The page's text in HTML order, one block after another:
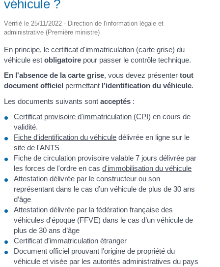
véhicule ?
Vérifié le 25/11/2022 - Direction de l'information légale et
administrative (Première ministre)
En principe, le certificat d'immatriculation (carte grise) du
véhicule estobligatoire pour passer le contrôle technique.
En l'absence de la carte grise, vous devez présentertout
document officiel permettant l’identification du véhicule.
Les documents suivants sontacceptés :
Certificat provisoire d'immatriculation (CPI) en cours de
validité.
Fiche d'identification du véhicule délivrée en ligne sur le
site de l'ANTS
Fiche de circulation provisoire valable 7 jours délivrée par
les forces de l'ordre en casd'immobilisation du véhicule
Attestation délivrée par le constructeur ou son
représentant dans le cas d’un véhicule de plus de 30 ans
d’âge
Attestation délivrée par la fédération française des
véhicules d'époque (FFVE) dans le cas d’un véhicule de
plus de 30 ans d’âge
Certificat d’immatriculation étranger
Document officiel prouvant l'origine de propriété du
véhicule et visée par les autorités administratives du pays